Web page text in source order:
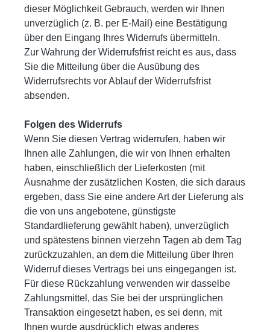
dieser Möglichkeit Gebrauch, werden wir Ihnen
unverzüglich (z. B. per E-Mail) eine Bestätigung
über den Eingang Ihres Widerrufs übermitteln.
Zur Wahrung der Widerrufsfrist reicht es aus, dass
Sie die Mitteilung über die Ausübung des
Widerrufsrechts vor Ablauf der Widerrufsfrist
absenden.
Folgen des Widerrufs
Wenn Sie diesen Vertrag widerrufen, haben wir
Ihnen alle Zahlungen, die wir von Ihnen erhalten
haben, einschließlich der Lieferkosten (mit
Ausnahme der zusätzlichen Kosten, die sich daraus
ergeben, dass Sie eine andere Art der Lieferung als
die von uns angebotene, günstigste
Standardlieferung gewählt haben), unverzüglich
und spätestens binnen vierzehn Tagen ab dem Tag
zurückzuzahlen, an dem die Mitteilung über Ihren
Widerruf dieses Vertrags bei uns eingegangen ist.
Für diese Rückzahlung verwenden wir dasselbe
Zahlungsmittel, das Sie bei der ursprünglichen
Transaktion eingesetzt haben, es sei denn, mit
Ihnen wurde ausdrücklich etwas anderes